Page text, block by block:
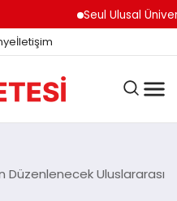
Seul Ulusal
İletişim
Düzenlenecek Uluslararası